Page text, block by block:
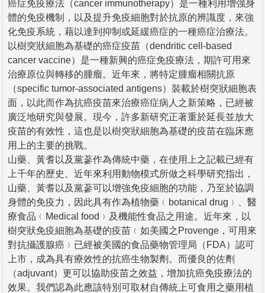
癌症免疫療法（cancer immunotherapy）是一種利用增強身
體的免疫機制，以及提升免疫細胞對於抗原的辨識度，來強
化免疫系統，藉以達到抑制或延緩癌症的一種癌症治療法。
以樹突狀細胞為基礎的癌症疫苗（dendritic cell-based
cancer vaccine）是一種新興的癌症免疫療法，期許可用來
治療原位與轉移的腫瘤。近年來，將特定腫瘤相關抗原
（specific tumor-associated antigens）裝載於樹突狀細胞表
面，以此而作為抗癌疫苗來治療癌症病人之新策略，已經被
廣泛地研究與發展。現今，許多新研究正著重於延長並放大
疫苗的有效性，這也是以樹突狀細胞為基礎的疫苗在臨床應
用上的主要的挑戰。
山藥、黃耆以及黨蔘作為傳統中藥，在使用上之記載已經有
上千年的歷史。近年來利用動物模式所做之科學研究指出，
山藥、黃耆以及黨蔘可以增強免疫細胞的功能，乃至於協調
身體的免疫力，因此具有作為植物藥﹙botanical drug﹚、醫
療食品﹙Medical food﹚及機能性食品之用途。近年來，以
樹突狀免疫細胞為基礎的疫苗﹙如美國之Provenge，可用來
對抗攝護腺癌﹚已經被美國的食品藥物管理局（FDA）認可
上市，成為具有療效性的抗癌生物製劑。而優良的佐劑
（adjuvant）更可以協助疫苗之效益，增加抗癌免疫療法的
效果。我們認為此應該特別可取材自傳統上可食用之藥用植